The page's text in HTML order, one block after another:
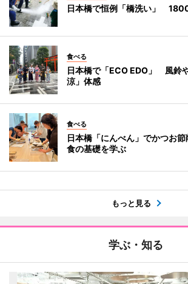
日本橋で恒例「橋洗い」
食べる
日本橋で「ECO EDO」 風鈴
涼」体感
食べる
日本橋「にんべん」でかつお
食の基礎を学ぶ
もっと見る
学ぶ・知る